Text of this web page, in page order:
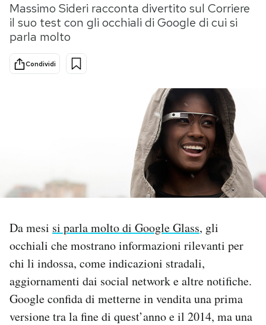
Tecnologia
Internet
Scienza
Cultura
Economia
Storie/Idee
Ok Boomer!
Mondiali calcio 2026
NEWSLETTER
I MIEI PREFERITI
SHOP
CALENDARIO
Massimo Sideri racconta divertito sul Corriere
il suo test con gli occhiali di Google di cui si
parla molto
Condividi
Da mesi si parla molto di Google Glass, gli
occhiali che mostrano informazioni rilevanti per
chi li indossa, come indicazioni stradali,
aggiornamenti dai social network e altre notifiche.
Google confida di metterne in vendita una prima
versione tra la fine di quest’anno e il 2014, ma una